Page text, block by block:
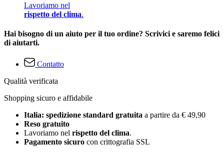
Lavoriamo nel
rispetto del clima.
Hai bisogno di un aiuto per il tuo ordine? Scrivici e saremo felici
di aiutarti.
Contatto
Qualità verificata
Shopping sicuro e affidabile
Italia: spedizione standard gratuita a partire da € 49,90
Reso gratuito
Lavoriamo nel rispetto del clima.
Pagamento sicuro con crittografia SSL